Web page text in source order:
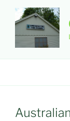
inhoud